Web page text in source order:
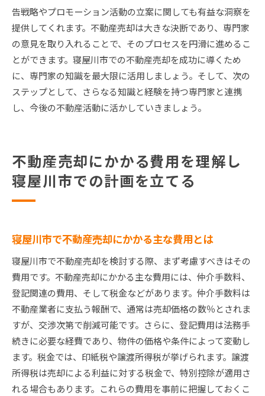
告戦略やプロモーション活動の立案に関しても有益な洞察を
提供してくれます。不動産売却は大きな決断であり、専門家
の意見を取り入れることで、そのプロセスを円滑に進めるこ
とができます。寝屋川市での不動産売却を成功に導くため
に、専門家の知識を最大限に活用しましょう。そして、次の
ステップとして、さらなる知識と経験を持つ専門家と連携
し、今後の不動産活動に活かしていきましょう。
不動産売却にかかる費用を理解し
寝屋川市での計画を立てる
寝屋川市で不動産売却にかかる主な費用とは
寝屋川市で不動産売却を検討する際、まず考慮すべきはその
費用です。不動産売却にかかる主な費用には、仲介手数料、
登記関連の費用、そして税金などがあります。仲介手数料は
不動産業者に支払う報酬で、通常は売却価格の数％とされま
すが、交渉次第で削減可能です。さらに、登記費用は法務手
続きに必要な経費であり、物件の価格や条件によって変動し
ます。税金では、印紙税や譲渡所得税が挙げられます。譲渡
所得税は売却による利益に対する税金で、特別控除が適用さ
れる場合もあります。これらの費用を事前に把握しておくこ